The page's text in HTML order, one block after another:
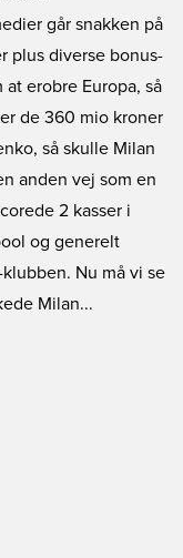
går snakken på
plus diverse bonus-
erobre Europa, så
de 360 mio kroner
så skulle Milan
anden vej som en
2 kasser i
og generelt
Nu må vi se
Milan...